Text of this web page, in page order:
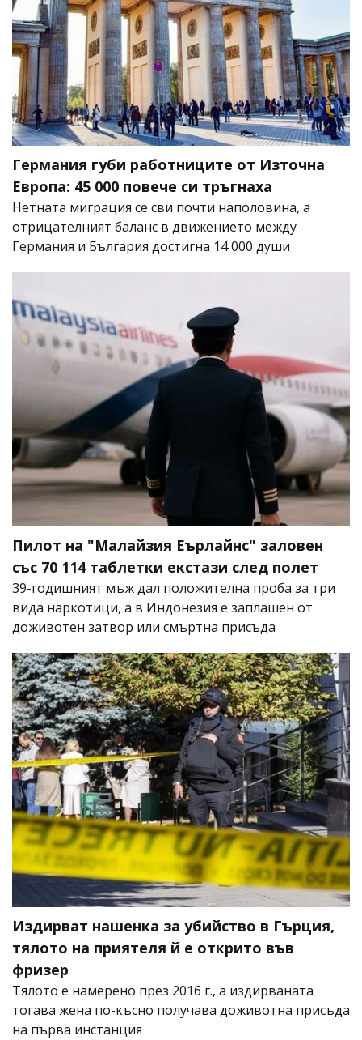
Германия губи работниците от Източна
Европа: 45 000 повече си тръгнаха
Нетната миграция се сви почти наполовина, а
отрицателният баланс в движението между
Германия и България достигна 14 000 души
Пилот на "Малайзия Еърлайнс" заловен
със 70 114 таблетки екстази след полет
39-годишният мъж дал положителна проба за три
вида наркотици, а в Индонезия е заплашен от
доживотен затвор или смъртна присъда
Издирват нашенка за убийство в Гърция,
тялото на приятеля й е открито във
фризер
Тялото е намерено през 2016 г., а издирваната
тогава жена по-късно получава доживотна присъда
на първа инстанция